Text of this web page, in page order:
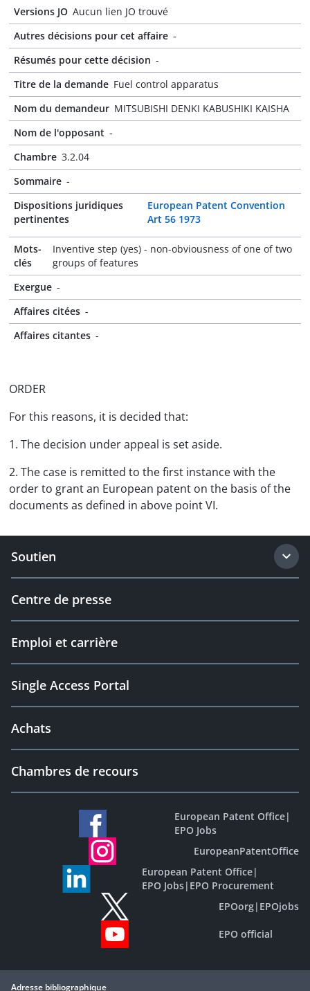
Versions JO Aucun lien JO trouvé
Autres décisions pour cet affaire -
Résumés pour cette décision -
Titre de la demande Fuel control apparatus
Nom du demandeur MITSUBISHI DENKI KABUSHIKI KAISHA
Nom de l'opposant -
Chambre 3.2.04
Sommaire -
Dispositions juridiques
pertinentes
European Patent Convention
Art 56 1973
Mots-
clés
Inventive step (yes) - non-obviousness of one of two
groups of features
Exergue -
Affaires citées -
Affaires citantes -
ORDER
For this reasons, it is decided that:
1. The decision under appeal is set aside.
2. The case is remitted to the first instance with the
order to grant an European patent on the basis of the
documents as defined in above point VI.
Soutien
Centre de presse
Emploi et carrière
Single Access Portal
Achats
Chambres de recours
European Patent Office|
EPO Jobs
EuropeanPatentOffice
European Patent Office|
EPO Jobs| EPO Procurement
EPOorg| EPOjobs
EPO official
Adresse bibliographique